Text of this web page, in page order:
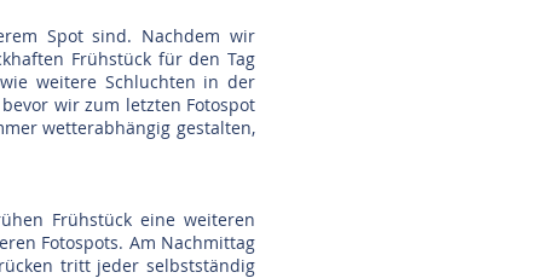
Spot sind. Nachdem wir
Frühstück für den Tag
weitere Schluchten in der
wir zum letzten Fotospot
wetterabhängig gestalten,
Frühstück eine weiteren
Fotospots. Am Nachmittag
tritt jeder selbstständig